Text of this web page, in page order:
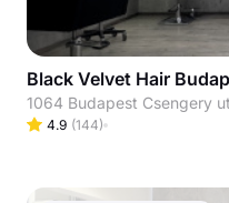
Black Velvet Hair
1064 Budapest Csengery
4.9 (144)